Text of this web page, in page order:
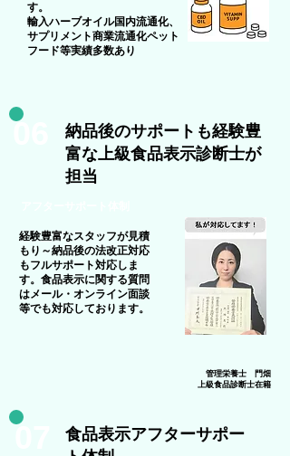
す。
輸入ハーブオイル国内流通化、
サプリメント商業流通化ペット
フード等実績多数あり
06 納品後のサポートも経験豊
富な上級食品表示診断士が
担当
経験豊富なスタッフが見積
もり～納品後の法改正対応
もフルサポート対応しま
す。食品表示に関する質問
はメール・オンライン面談
等でも対応しております。
管理栄養士 門畑
​上級食品診断士在籍
​食品表示アフターサポー